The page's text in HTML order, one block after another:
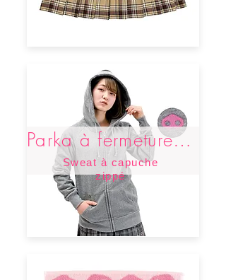
Parka à fermeture éclair intégrale
Sweat à capuche
zippé